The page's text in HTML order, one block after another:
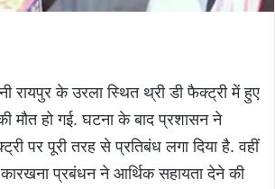
रायपुर के उरला स्थित थ्री डी फैक्ट्री में हुए
मौत हो गई. घटना के बाद प्रशासन ने
पर पूरी तरह से प्रतिबंध लगा दिया है. वहीं
प्रबंधन ने आर्थिक सहायता देने की